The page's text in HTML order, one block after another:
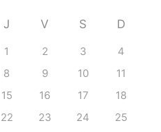
J V S D
1 2 3
4
8 9 10
11
15 16 17
18
22 23 24
25